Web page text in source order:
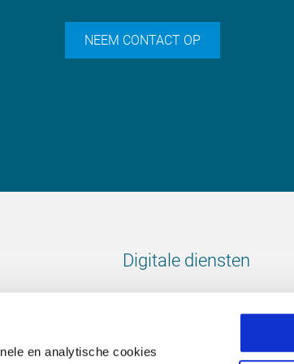
en analytische cookies
NEEM CONTACT OP
Digitale diensten